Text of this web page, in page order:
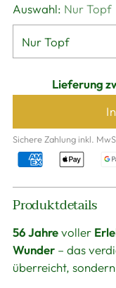
Auswahl: Nur Topf
Lieferung
Sichere Zahlung inkl.
Produkt
in
Warenkorb
legen
Produktdetails
56 Jahrevoller
Wunder – das
überreicht,